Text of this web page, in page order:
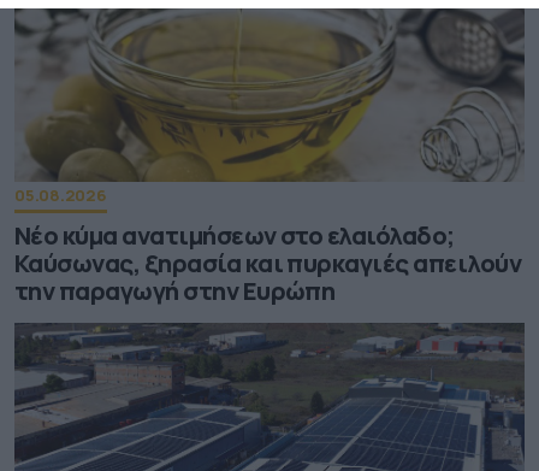
05.08.2026
Νέο κύμα ανατιμήσεων στο ελαιόλαδο;
Καύσωνας, ξηρασία και πυρκαγιές απειλούν
την παραγωγή στην Ευρώπη